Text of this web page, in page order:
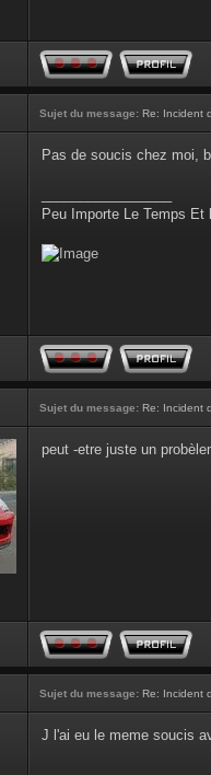
Sujet du message: Re: Incident
Pas de soucis chez moi,
Peu Importe Le Temps Et
Sujet du message: Re: Incident
peut -etre juste un
Sujet du message: Re: Incident
J l'ai eu le meme soucis